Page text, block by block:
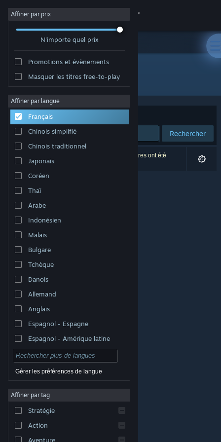
Se connecter
Magasin
À propos
Support
Changer la langue
Télécharger l'application mobile Steam
Voir version ordi. du site
© Valve Corporation. Tous droits réservés. Toutes les
titulaires aux États-Unis et dans d'autres pays.
Accessibilité
Remboursements
Affiner par prix
N'importe quel prix
Promotions et évènements
Masquer les titres free-to-play
Affiner par langue
Français
Chinois simplifié
Chinois traditionnel
Japonais
Coréen
Thaï
Arabe
Indonésien
Malais
Bulgare
Tchèque
Danois
Allemand
Anglais
Espagnol - Espagne
Espagnol - Amérique latine
Gérer les préférences de langue
Affiner par tag
Stratégie
Action
Aventure
Développement : yookond.
Trier par Pertinence
Rechercher
0 résultats correspondent à votre recherche. 3 titres ont été
exclus selon vos préférences.